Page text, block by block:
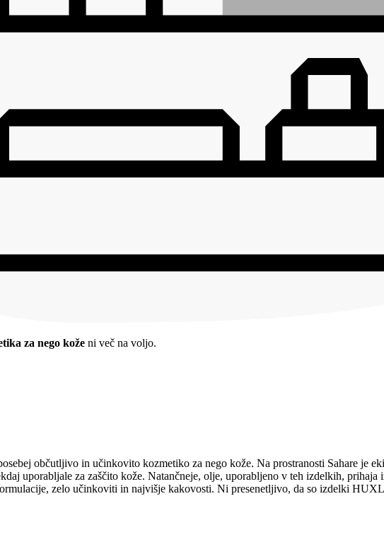
za nego kože ni več na voljo.
občutljivo in učinkovito kozmetiko za nego kože. Na prostranosti Sahare je
uporabljale za zaščito kože. Natančneje, olje, uporabljeno v teh izdelkih,
zelo učinkoviti in najvišje kakovosti. Ni presenetljivo, da so izdelki